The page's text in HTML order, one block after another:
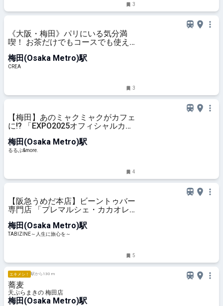
3
《大阪・梅田》パリにいる気分満
喫！ お茶だけでもコースでも使え
ス氏の美しすぎるサロン
梅田(Osaka Metro)駅
CREA
3
【梅田】あのミャクミャクがカフェ
に!? 「EXPO2025オフィシャルカフ
に期間限定OPEN｜るるぶ&more.
梅田(Osaka Metro)駅
るるぶ&more.
4
【阪急うめだ本店】ビーントゥバー
専門店 「プレマルシェ・カカオレ
覧会2026に初出店！新作も先行販
売 | TABIZINE～人生に旅心を～
梅田(Osaka Metro)駅
TABIZINE～人生に旅心を～
5
エキメシ！ 駅から130 m
蕎麦
天ぷらまきの 梅田店
梅田(Osaka Metro)駅